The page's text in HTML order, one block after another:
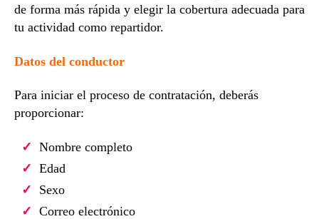
de forma más rápida y elegir la cobertura adecuada para
tu actividad como repartidor.
Datos del conductor
Para iniciar el proceso de contratación, deberás
proporcionar:
Nombre completo
Edad
Sexo
Correo electrónico